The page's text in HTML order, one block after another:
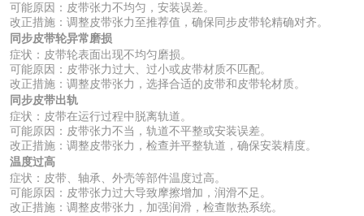
可能原因：皮带张力不均匀，安装误差。
改正措施：调整皮带张力至推荐值，确保同步皮带轮精确对齐。
同步皮带轮异常磨损
症状：皮带轮表面出现不均匀磨损。
可能原因：皮带张力过大、过小或皮带材质不匹配。
改正措施：调整皮带张力，选择合适的皮带和皮带轮材质。
同步皮带出轨
症状：皮带在运行过程中脱离轨道。
可能原因：皮带张力不当，轨道不平整或安装误差。
改正措施：调整皮带张力，检查并平整轨道，确保安装精度。
温度过高
症状：皮带、轴承、外壳等部件温度过高。
可能原因：皮带张力过大导致摩擦增加，润滑不足。
改正措施：调整皮带张力，加强润滑，检查散热系统。